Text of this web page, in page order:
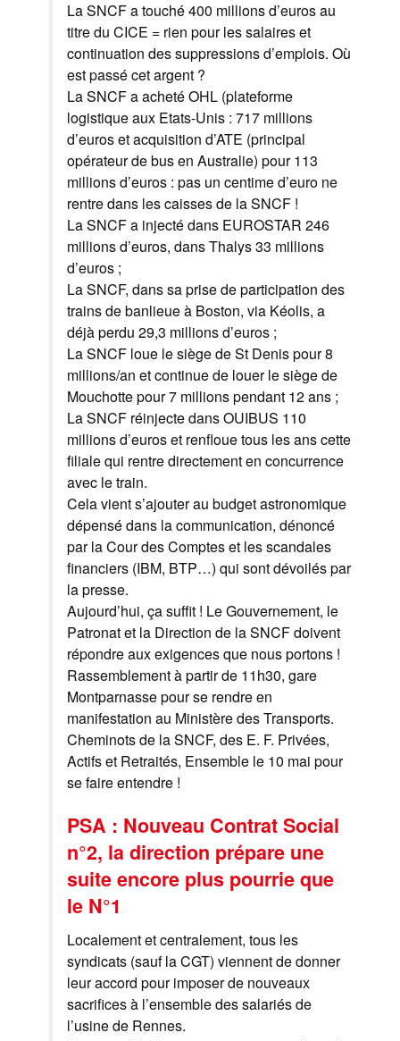
La SNCF a touché 400 millions d’euros au
titre du CICE = rien pour les salaires et
continuation des suppressions d’emplois. Où
est passé cet argent ?
La SNCF a acheté OHL (plateforme
logistique aux Etats-Unis : 717 millions
d’euros et acquisition d’ATE (principal
opérateur de bus en Australie) pour 113
millions d’euros : pas un centime d’euro ne
rentre dans les caisses de la SNCF !
La SNCF a injecté dans EUROSTAR 246
millions d’euros, dans Thalys 33 millions
d’euros ;
La SNCF, dans sa prise de participation des
trains de banlieue à Boston, via Kéolis, a
déjà perdu 29,3 millions d’euros ;
La SNCF loue le siège de St Denis pour 8
millions/an et continue de louer le siège de
Mouchotte pour 7 millions pendant 12 ans ;
La SNCF réinjecte dans OUIBUS 110
millions d’euros et renfloue tous les ans cette
filiale qui rentre directement en concurrence
avec le train.
Cela vient s’ajouter au budget astronomique
dépensé dans la communication, dénoncé
par la Cour des Comptes et les scandales
financiers (IBM, BTP…) qui sont dévoilés par
la presse.
Aujourd’hui, ça suffit ! Le Gouvernement, le
Patronat et la Direction de la SNCF doivent
répondre aux exigences que nous portons !
Rassemblement à partir de 11h30, gare
Montparnasse pour se rendre en
manifestation au Ministère des Transports.
Cheminots de la SNCF, des E. F. Privées,
Actifs et Retraités, Ensemble le 10 mai pour
se faire entendre !
PSA : Nouveau Contrat Social
n°2, la direction prépare une
suite encore plus pourrie que
le N°1
Localement et centralement, tous les
syndicats (sauf la CGT) viennent de donner
leur accord pour imposer de nouveaux
sacrifices à l’ensemble des salariés de
l’usine de Rennes.